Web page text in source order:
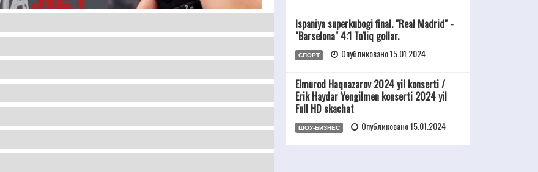
Ispaniya superkubogi final. "Real Madrid" -
"Barselona" 4:1 To'liq gollar.
СПОРТ Опубликовано 15.01.2024
Elmurod Haqnazarov 2024 yil konserti /
Erik Haydar Yengilmen konserti 2024 yil
Full HD skachat
ШОУ-БИЗНЕС Опубликовано 15.01.2024